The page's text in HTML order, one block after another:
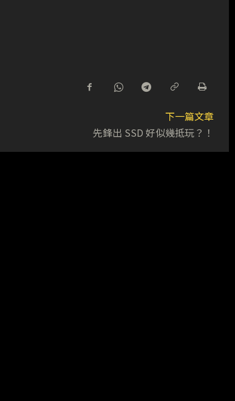
下一篇文章
先鋒出 SSD 好似幾抵玩？！